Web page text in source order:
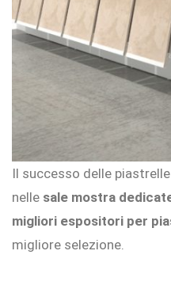
Home
I.RIS
Chi
siamo
Notizie
Il successo delle
nelle sale mostra
migliori espositori per
migliore selezione.